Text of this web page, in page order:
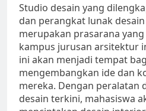
Studio desain yang
dan perangkat lunak
merupakan prasarana
kampus jurusan arsitektur
ini akan menjadi tempat
mengembangkan ide dan
mereka. Dengan peralatan
desain terkini, mahasiswa